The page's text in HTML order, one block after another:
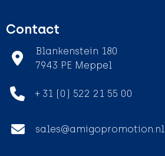
Contact
Blankenstein 180
7943 PE Meppel
+ 31 (0) 522 21 55 00
sales@amigopromotion.nl